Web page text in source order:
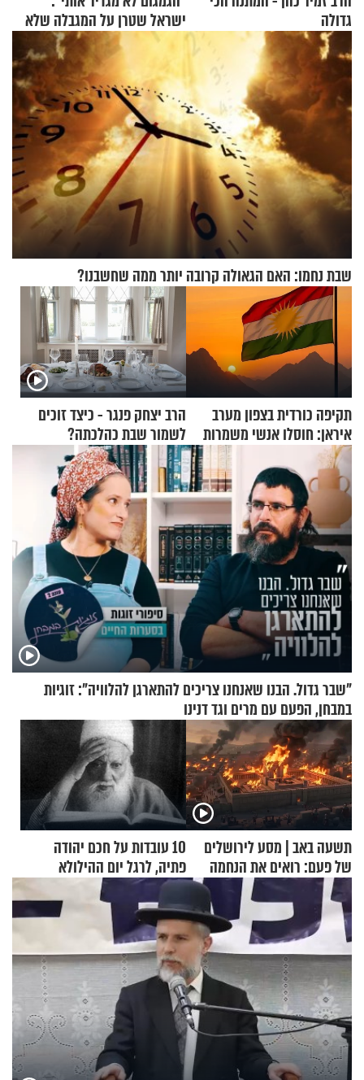
גדולה
ישראל שטרן על המגבלה שלא
עוצרת אותו
שבת נחמו: האם הגאולה קרובה יותר ממה שחשבנו?
תקיפה כורדית בצפון מערב
איראן: חוסלו אנשי משמרות
המהפכה
הרב יצחק פנגר - כיצד זוכים
לשמור שבת כהלכתה?
"שבר גדול. הבנו שאנחנו צריכים להתארגן להלוויה": זוגיות
במבחן, הפעם עם מרים וגד דנינו
תשעה באב | מסע לירושלים
של פעם: רואים את הנחמה
10 עובדות על חכם יהודה
פתיה, לרגל יום ההילולא